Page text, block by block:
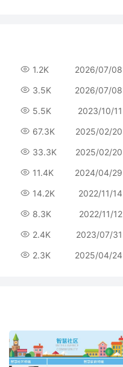
1.2K 2026/07/08
3.5K 2026/07/08
5.5K 2023/10/11
67.3K 2025/02/20
33.3K 2025/02/20
11.4K 2024/04/29
14.2K 2022/11/14
8.3K 2022/11/12
2.4K 2023/07/31
2.3K 2025/04/24